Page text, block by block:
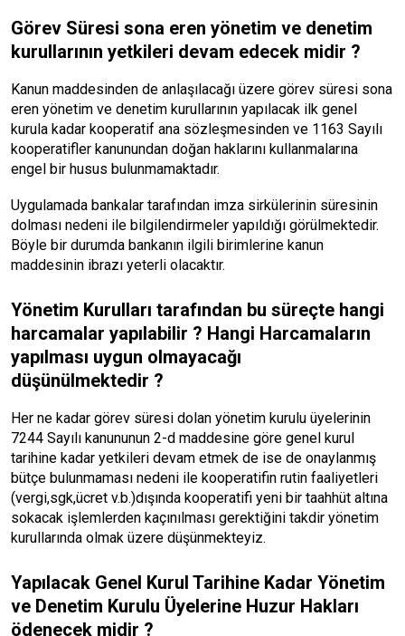
Görev Süresi sona eren yönetim ve denetim
kurullarının yetkileri devam edecek midir ?
Kanun maddesinden de anlaşılacağı üzere görev süresi sona
eren yönetim ve denetim kurullarının yapılacak ilk genel
kurula kadar kooperatif ana sözleşmesinden ve 1163 Sayılı
kooperatifler kanunundan doğan haklarını kullanmalarına
engel bir husus bulunmamaktadır.
Uygulamada bankalar tarafından imza sirkülerinin süresinin
dolması nedeni ile bilgilendirmeler yapıldığı görülmektedir.
Böyle bir durumda bankanın ilgili birimlerine kanun
maddesinin ibrazı yeterli olacaktır.
Yönetim Kurulları tarafından bu süreçte hangi
harcamalar yapılabilir ? Hangi Harcamaların
yapılması uygun olmayacağı
düşünülmektedir ?
Her ne kadar görev süresi dolan yönetim kurulu üyelerinin
7244 Sayılı kanununun 2-d maddesine göre genel kurul
tarihine kadar yetkileri devam etmek de ise de onaylanmış
bütçe bulunmaması nedeni ile kooperatifin rutin faaliyetleri
(vergi,sgk,ücret v.b.)dışında kooperatifi yeni bir taahhüt altına
sokacak işlemlerden kaçınılması gerektiğini takdir yönetim
kurullarında olmak üzere düşünmekteyiz.
Yapılacak Genel Kurul Tarihine Kadar Yönetim
ve Denetim Kurulu Üyelerine Huzur Hakları
ödenecek midir ?